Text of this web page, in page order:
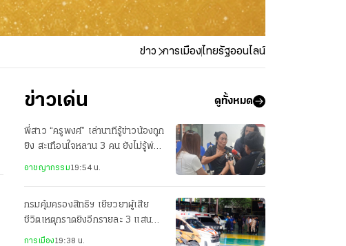
ข่าว การเมืองไทยรัฐออนไลน์
ข่าวเด่น ดูทั้งหมด
พี่สาว “ครูพงศ์” เล่านาทีรู้ข่าวน้องถูก
ยิง สะเทือนใจหลาน 3 คน ยังไม่รู้พ่อ
อาชญากรรม19:54 น.
กรมคุ้มครองสิทธิฯ เยียวยาผู้เสีย
ชีวิตเหตุกราดยิงอีกรายละ 3 แสน
เป็นคนละส่วนกับสำนักนายกฯ
การเมือง19:38 น.